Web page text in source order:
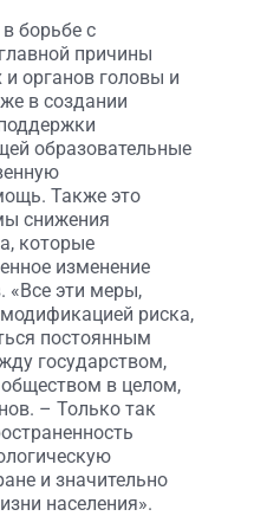
борьбе с
причины
и органов головы и
в создании
образовательные
Также это
снижения
которые
изменение
«Все эти меры,
риска,
постоянным
государством,
в целом,
– Только так
и значительно
населения».